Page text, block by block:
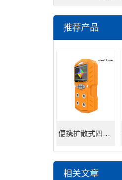
推荐产品
便携扩散式四合一气体检测仪
相关文章